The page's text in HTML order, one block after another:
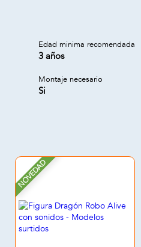
Edad minima recomendada
3 años
Montaje necesario
Si
NOVEDAD